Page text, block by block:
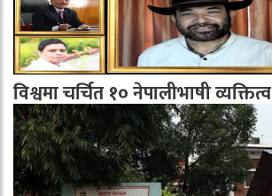
विश्वमा चर्चित १० नेपालीभाषी व्यक्तित्व